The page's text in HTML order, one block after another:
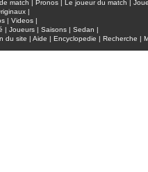
match Pronos Le joueur du match
|
| Videos |
| Joueurs | Saisons | Sedan |
du site | Aide | Encyclopedie | Recherche |